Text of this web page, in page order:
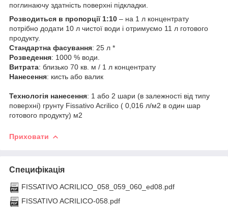
поглинаючу здатність поверхні підкладки.
Розводиться в пропорції 1:10 – на 1 л концентрату
потрібно додати 10 л чистої води і отримуємо 11 л готового
продукту.
Стандартна фасування: 25 л *
Розведення: 1000 % води.
Витрата: близько 70 кв. м / 1 л концентрату
Нанесення: кисть або валик
Технологія нанесення: 1 або 2 шари (в залежності від типу
поверхні) грунту Fissativo Acrilico ( 0,016 л/м2 в один шар
готового продукту) м2
Приховати
Специфікація
FISSATIVO ACRILICO_058_059_060_ed08.pdf
FISSATIVO ACRILICO-058.pdf